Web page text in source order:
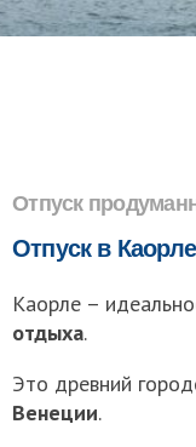
Отпуск
Отпуск в Каорле
Каорле –
отдыха.
Это древний
Венеции.